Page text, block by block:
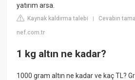
yatırım arsa.
Kaynak kaldırma talebi |Cevabın
nef.com.tr
1 kg altın ne kadar?
1000 gram altın ne kadar ve kaç TL?